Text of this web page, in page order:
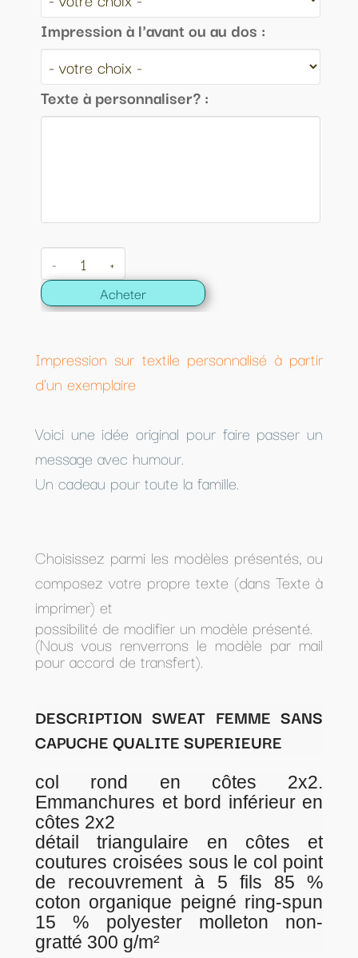
Impression à l'avant ou au dos :
Texte à personnaliser? :
- +
Acheter
Impression sur textile personnalisé à partir
d'un exemplaire
Voici une idée original pour faire passer un
message avec humour.
Un cadeau pour toute la famille.
Choisissez parmi les modèles présentés, ou
composez votre propre texte (dans Texte à
imprimer) et
possibilité de modifier un modèle présenté.
(Nous vous renverrons le modèle par mail
pour accord de transfert).
DESCRIPTION SWEAT FEMME SANS
CAPUCHE QUALITE SUPERIEURE
col rond en côtes 2x2.
Emmanchures et bord inférieur en
côtes 2x2
détail triangulaire en côtes et
coutures croisées sous le col point
de recouvrement à 5 fils 85 %
coton organique peigné ring-spun
15 % polyester molleton non-
gratté 300 g/m²